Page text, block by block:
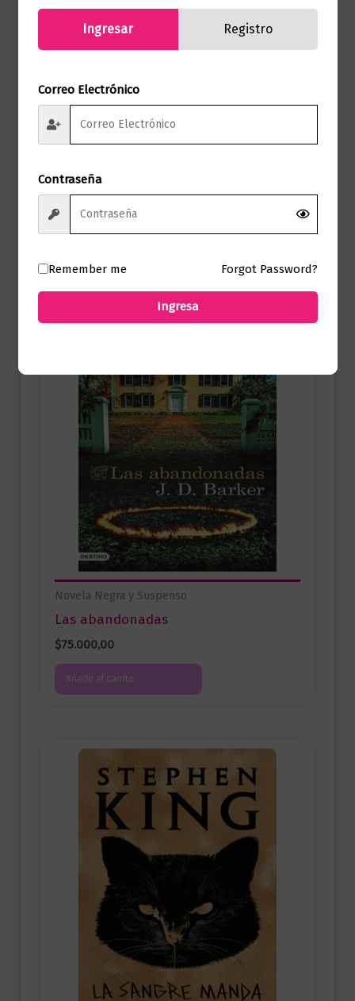
Novela Negra y Suspenso
Novela Negra y Suspenso
Las abandonadas
$75.000,00
Añadir al carrito
Ingresar Registro
Correo Electrónico
Contraseña
Remember me Forgot Password?
Ingresa